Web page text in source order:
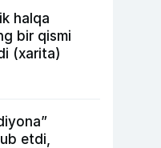
halqa
bir qismi
(xarita)
etdi,